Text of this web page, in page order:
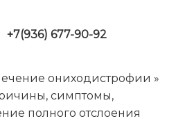
+7(936) 677-90-92
ониходистрофии »
симптомы,
полного отслоения